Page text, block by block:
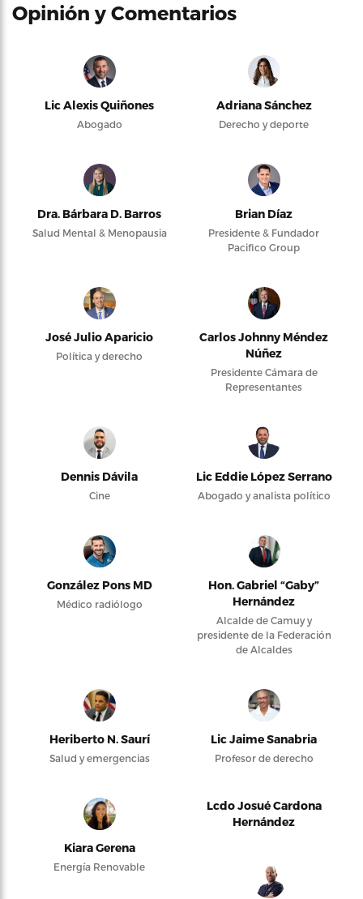
Opinión y Comentarios
Lic Alexis Quiñones
Abogado
Adriana Sánchez
Derecho y deporte
Dra. Bárbara D. Barros
Salud Mental & Menopausia
Brian Díaz
Presidente & Fundador
Pacifico Group
José Julio Aparicio
Política y derecho
Carlos Johnny Méndez
Núñez
Presidente Cámara de
Representantes
Dennis Dávila
Cine
Lic Eddie López Serrano
Abogado y analista político
González Pons MD
Médico radiólogo
Hon. Gabriel “Gaby”
Hernández
Alcalde de Camuy y
presidente de la Federación
de Alcaldes
Heriberto N. Saurí
Salud y emergencias
Lic Jaime Sanabria
Profesor de derecho
Kiara Gerena
Energía Renovable
Lcdo Josué Cardona
Hernández